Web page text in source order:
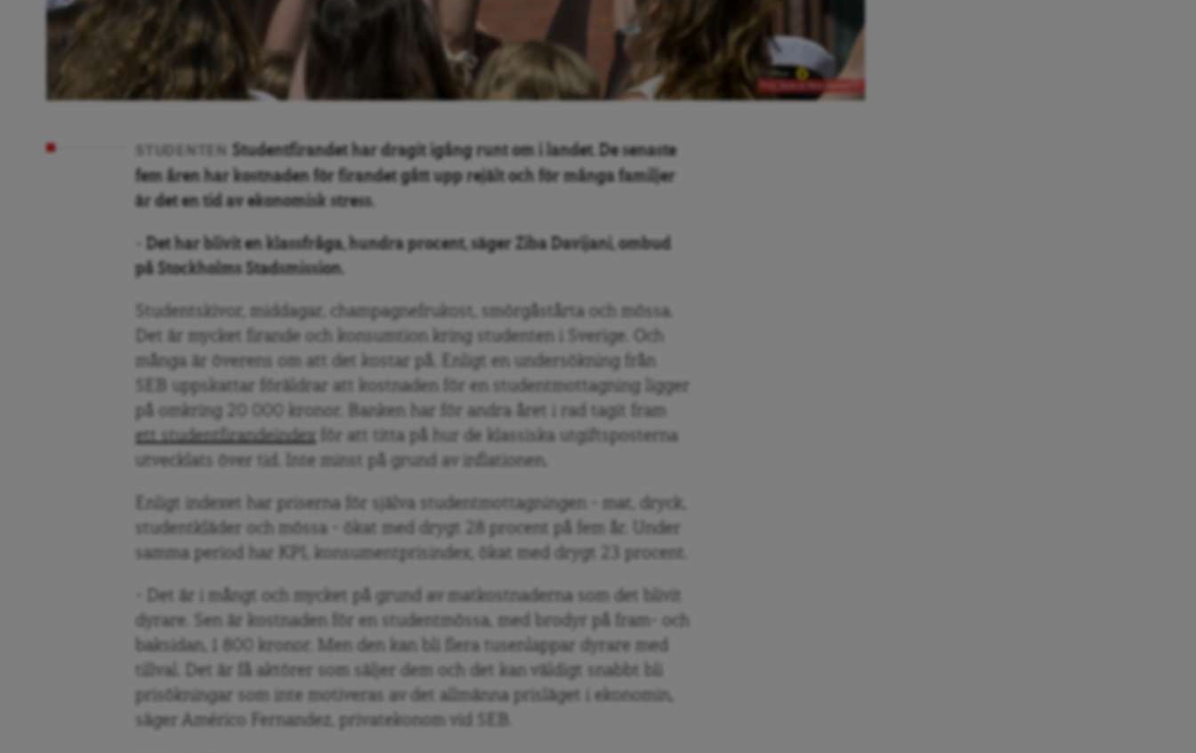
Studentfirandet har dragit igång runt om i landet. De senaste
fem åren har kostnaden för firandet gått upp rejält och för många familjer
är det en tid av ekonomisk stress.
– Det har blivit en klassfråga, hundra procent, säger Ziba Davijani, ombud
på Stockholms Stadsmission.
Studentskivor, middagar, champagnefrukost, smörgåstårta och mössa.
Det är mycket firande och konsumtion kring studenten i Sverige. Och
många är överens om att det kostar på. Enligt en undersökning från
SEB uppskattar föräldrar att kostnaden för en studentmottagning ligger
på omkring 20 000 kronor. Banken har för andra året i rad tagit fram
ett studentfirandeindex för att titta på hur de klassiska utgiftsposterna
utvecklats över tid. Inte minst på grund av inflationen.
Enligt indexet har
priserna för själva studentmottagningen – mat, dryck,
studentkläder och mössa – ökat med drygt 28 procent på fem år. Under
samma period har KPI, konsumentprisindex, ökat med drygt 23 procent.
– Det är i mångt och mycket på grund av matkostnaderna som det blivit
dyrare. Sen är kostnaden för en studentmössa, med brodyr på fram- och
baksidan, 1 800 kronor. Men den kan bli flera tusenlappar dyrare med
tillval. Det är få aktörer som säljer dem och det kan väldigt snabbt bli
prisökningar som inte motiveras av det allmänna prisläget i ekonomin,
säger Américo Fernandez, privatekonom vid SEB.